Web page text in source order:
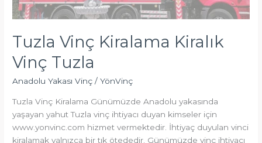
Tuzla Vinç Kiralama Kiralık
Vinç Tuzla
Anadolu Yakası Vinç /YönVinç
Tuzla Vinç Kiralama Günümüzde Anadolu yakasında
yaşayan yahut Tuzla vinç ihtiyacı duyan kimseler için
www.yonvinc.com hizmet vermektedir. İhtiyaç duyulan vinci
kiralamak yalnızca bir tık ötededir. Günümüzde vinç ihtiyacı